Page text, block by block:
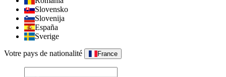
Slovensko
Slovenija
España
Sverige
Votre pays de nationalité
France